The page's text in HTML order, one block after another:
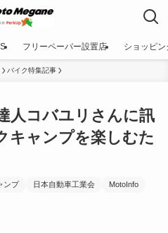
フリーペーパー設置店 ショッピン
バイク特集記事
人コバユリさんに訊
キャンプを楽しむた
ンプ 日本自動車工業会
MotoInfo